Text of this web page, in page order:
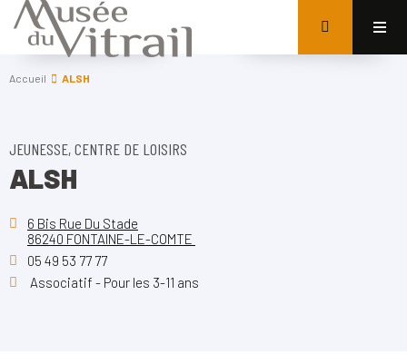
Accueil ALSH
JEUNESSE, CENTRE DE LOISIRS
ALSH
6 Bis Rue Du Stade
86240 FONTAINE-LE-COMTE
05 49 53 77 77
Associatif - Pour les 3-11 ans